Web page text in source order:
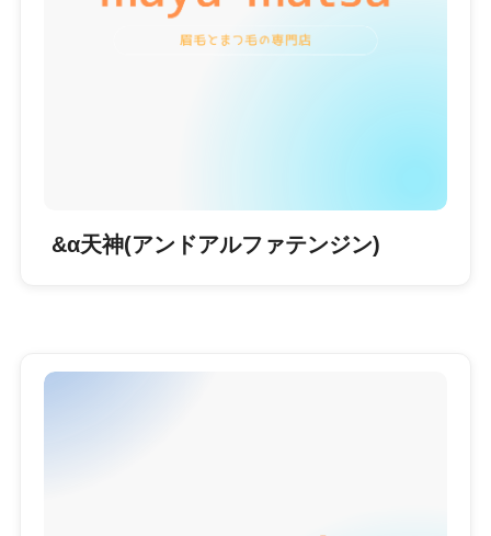
&α天神(アンドアルファテンジン)